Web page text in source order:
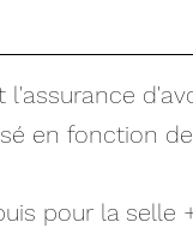
l'assurance
en fonction
pour la